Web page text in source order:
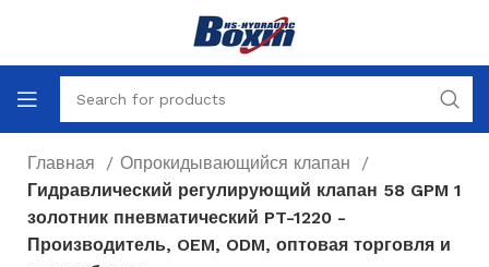
Главная
Опрокидывающийся клапан
Гидравлический регулирующий клапан 58 GPM 1
золотник пневматический PT-1220 -
Производитель, OEM, ODM, оптовая торговля и